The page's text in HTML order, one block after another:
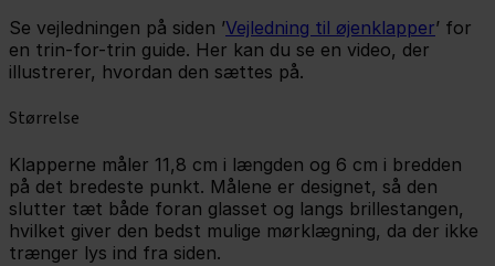
Se vejledningen på siden ’Vejledning til øjenklapper’ for
en trin-for-trin guide. Her kan du se en video, der
illustrerer, hvordan den sættes på.
Størrelse
Klapperne måler 11,8 cm i længden og 6 cm i bredden
på det bredeste punkt. Målene er designet, så den
slutter tæt både foran glasset og langs brillestangen,
hvilket giver den bedst mulige mørklægning, da der ikke
trænger lys ind fra siden.